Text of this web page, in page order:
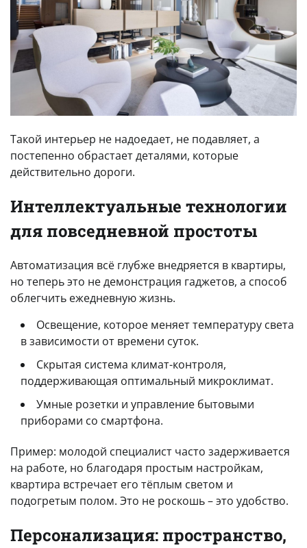
Такой интерьер не надоедает, не подавляет, а
постепенно обрастает деталями, которые
действительно дороги.
Интеллектуальные технологии
для повседневной простоты
Автоматизация всё глубже внедряется в квартиры,
но теперь это не демонстрация гаджетов, а способ
облегчить ежедневную жизнь.
Освещение, которое меняет температуру света
в зависимости от времени суток.
Скрытая система климат-контроля,
поддерживающая оптимальный микроклимат.
Умные розетки и управление бытовыми
приборами со смартфона.
Пример: молодой специалист часто задерживается
на работе, но благодаря простым настройкам,
квартира встречает его тёплым светом и
подогретым полом. Это не роскошь – это удобство.
Персонализация: пространство,